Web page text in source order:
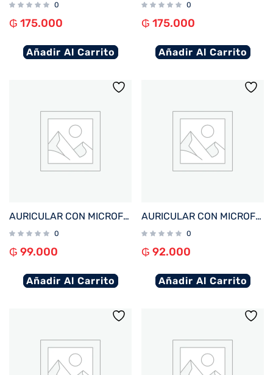
0
₲ 175.000
Añadir Al Carrito
0
₲ 175.000
Añadir Al Carrito
AURICULAR CON MICROFONO FTX H91-BK USB/MIC/NEGRO C/CONT VOL
0
₲ 99.000
Añadir Al Carrito
AURICULAR CON MICROFONO FTX H56-BK USB/MIC/NEGRO
0
₲ 92.000
Añadir Al Carrito